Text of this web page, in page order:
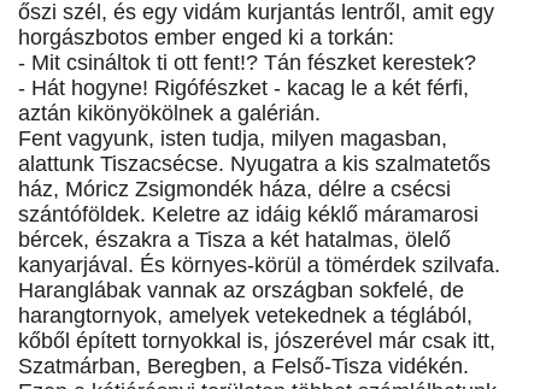
őszi szél, és egy vidám kurjantás lentről, amit egy
horgászbotos ember enged ki a torkán:
- Mit csináltok ti ott fent!? Tán fészket kerestek?
- Hát hogyne! Rigófészket - kacag le a két férfi,
aztán kikönyökölnek a galérián.
Fent vagyunk, isten tudja, milyen magasban,
alattunk Tiszacsécse. Nyugatra a kis szalmatetős
ház, Móricz Zsigmondék háza, délre a csécsi
szántóföldek. Keletre az idáig kéklő máramarosi
bércek, északra a Tisza a két hatalmas, ölelő
kanyarjával. És környes-körül a tömérdek szilvafa.
Haranglábak vannak az országban sokfelé, de
harangtornyok, amelyek vetekednek a téglából,
kőből épített tornyokkal is, jószerével már csak itt,
Szatmárban, Beregben, a Felső-Tisza vidékén.